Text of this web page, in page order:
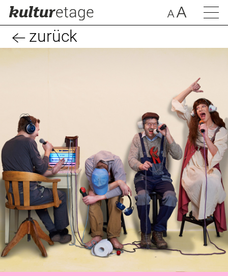
zurück